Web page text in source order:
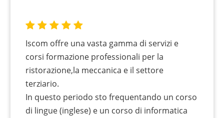
Iscom offre una vasta gamma di servizi e
corsi formazione professionali per la
ristorazione,la meccanica e il settore
terziario.
In questo periodo sto frequentando un corso
di lingue (inglese) e un corso di informatica